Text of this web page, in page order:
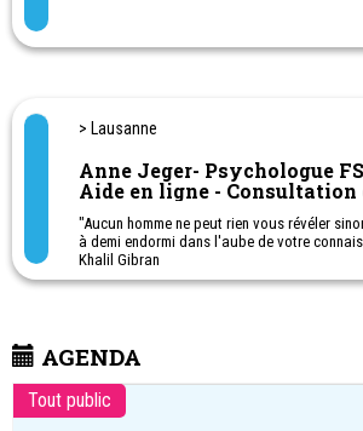
> Lausanne
Anne Jeger- Psychologue
Aide en ligne - Consultation
"Aucun homme ne peut rien vous révéler
à demi endormi dans l'aube de votre
Khalil Gibran
AGENDA
Tout public